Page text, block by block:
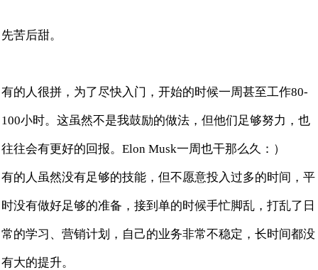
先苦后甜。
有的人很拼，为了尽快入门，开始的时候一周甚至工作80-
100小时。这虽然不是我鼓励的做法，但他们足够努力，也
往往会有更好的回报。Elon Musk一周也干那么久：）
有的人虽然没有足够的技能，但不愿意投入过多的时间，平
时没有做好足够的准备，接到单的时候手忙脚乱，打乱了日
常的学习、营销计划，自己的业务非常不稳定，长时间都没
有大的提升。